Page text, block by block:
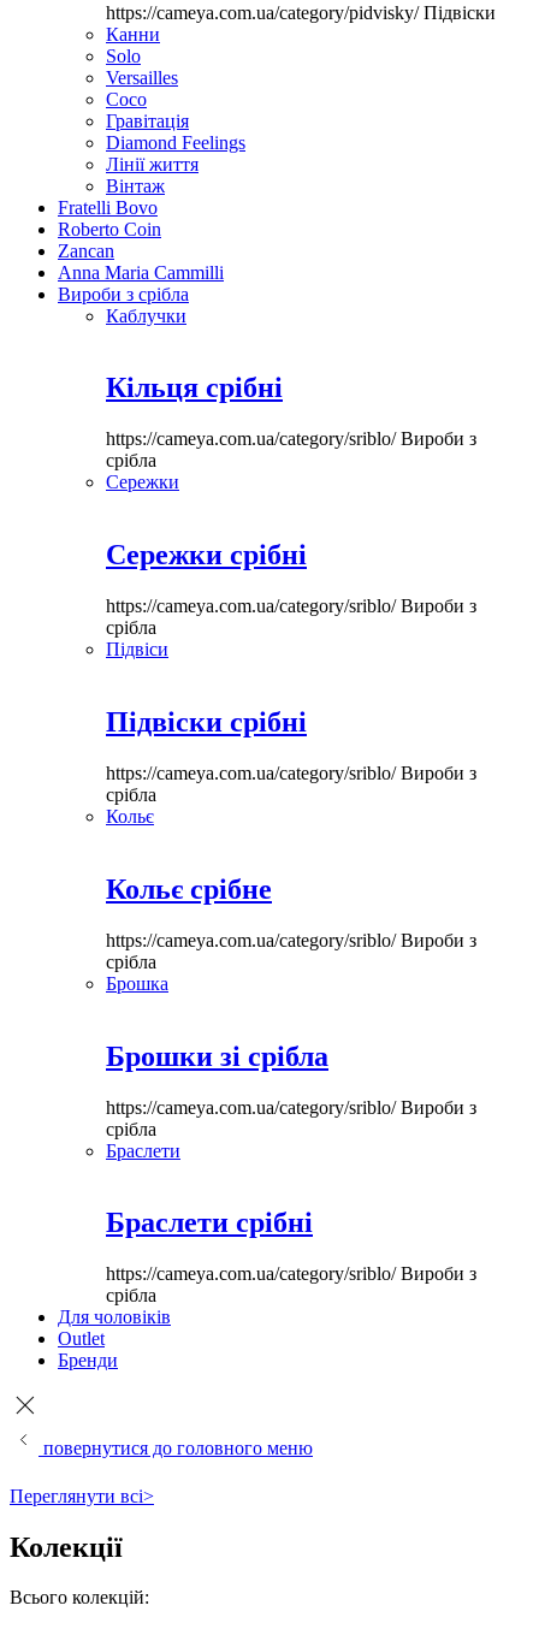
https://cameya.com.ua/category/pidvisky/Підвіски
Канни
Solo
Versailles
Coco
Гравітація
Diamond Feelings
Лінії життя
Вінтаж
Fratelli Bovo
Roberto Coin
Zancan
Anna Maria Cammilli
Вироби з срібла
Каблучки
Кільця срібні
https://cameya.com.ua/category/sriblo/Вироби з
срібла
Сережки
Сережки срібні
https://cameya.com.ua/category/sriblo/Вироби з
срібла
Підвіси
Підвіски срібні
https://cameya.com.ua/category/sriblo/Вироби з
срібла
Кольє
Кольє срібне
https://cameya.com.ua/category/sriblo/Вироби з
срібла
Брошка
Брошки зі срібла
https://cameya.com.ua/category/sriblo/Вироби з
срібла
Браслети
Браслети срібні
https://cameya.com.ua/category/sriblo/Вироби з
срібла
Для чоловіків
Outlet
Бренди
повернутися до головного меню
Переглянути всі>
Колекції
Всього колекцій: